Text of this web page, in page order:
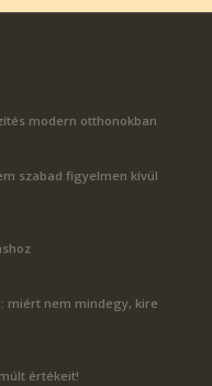
modern otthonokban
szabad figyelmen kívül
miért nem mindegy, kire
értékeit!